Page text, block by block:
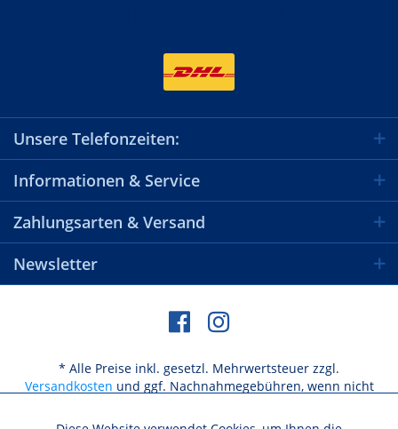
Unsere Telefonzeiten:
Informationen & Service
Zahlungsarten & Versand
Newsletter
* Alle Preise inkl. gesetzl. Mehrwertsteuer zzgl.
Versandkosten und ggf. Nachnahmegebühren, wenn nicht